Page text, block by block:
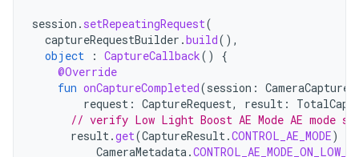
session . setRepeatingRequest(
captureRequestBuilder .build(),
object
: CaptureCallback()
{
@Override
fun onCaptureCompleted(session :
request : CaptureRequest, result :
// verify Low Light Boost AE Mode AE mode
result.get(CaptureResult.CONTROL_AE_MODE)
CameraMetadata.